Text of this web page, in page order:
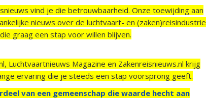
vind je die betrouwbaarheid. Onze toewijding aan
nieuws over de luchtvaart- en (zaken)reisindustrie
graag een stap voor willen blijven.
Luchtvaartnieuws Magazine en Zakenreisnieuws.nl krijg
ervaring die je steeds een stap voorsprong geeft.
van een gemeenschap die waarde hecht aan